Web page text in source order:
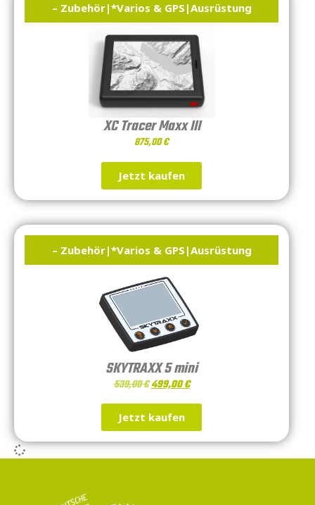
– Zubehör|*Varios & GPS |Ausrüstung
XC Tracer Maxx III
875,00€
Jetzt kaufen
– Zubehör|*Varios & GPS |Ausrüstung
SKYTRAXX 5 mini
539,00€499,00€
Jetzt kaufen